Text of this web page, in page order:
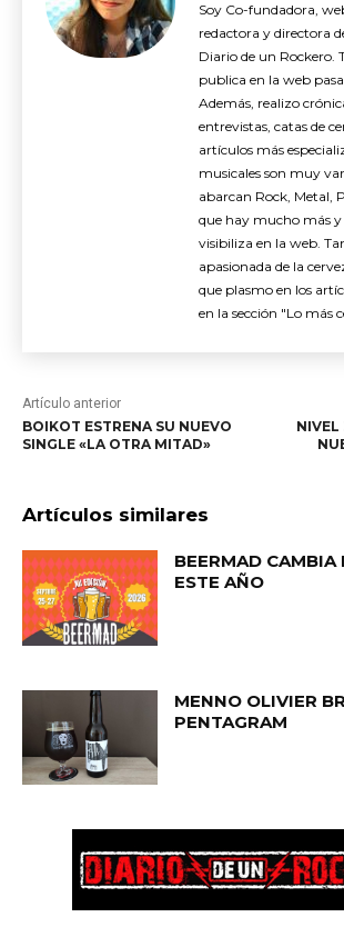
Soy Co-fundadora,
redactora y directora
Diario de un Rockero.
publica en la web
Además, realizo
entrevistas, catas de
artículos más
musicales son muy
abarcan Rock, Metal,
que hay mucho más y
visibiliza en la web.
apasionada de la
que plasmo en los
en la sección "Lo más
Artículo anterior
BOIKOT ESTRENA SU NUEVO
SINGLE «LA OTRA MITAD»
NIVEL
Artículos similares
BEERMAD CAMBIA
ESTE AÑO
MENNO OLIVIER
PENTAGRAM